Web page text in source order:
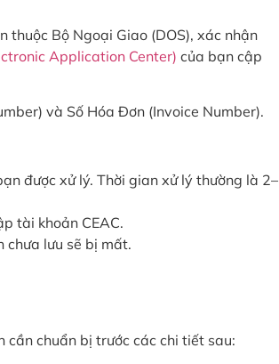
thuộc Bộ Ngoại Giao (DOS), xác nhận
Application Center) của bạn cập
và Số Hóa Đơn (Invoice Number).
được xử lý. Thời gian xử lý thường là 2–
tài khoản CEAC.
chưa lưu sẽ bị mất.
chuẩn bị trước các chi tiết sau: